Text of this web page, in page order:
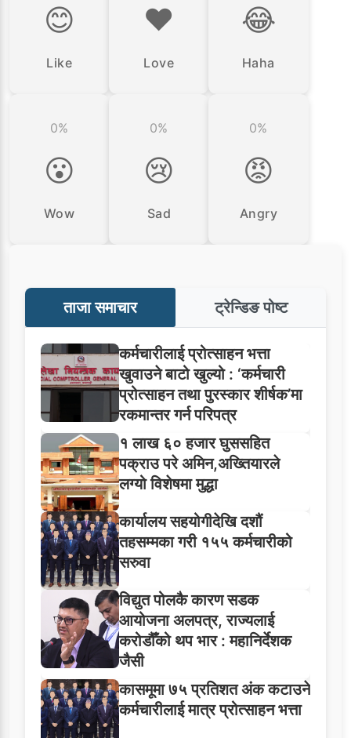
😊
Like
❤️
Love
😂
Haha
0%
😮
Wow
0%
😢
Sad
0%
😡
Angry
ताजा समाचार ट्रेन्डिङ पोष्ट
कर्मचारीलाई प्रोत्साहन भत्ता
खुवाउने बाटो खुल्यो : ‘कर्मचारी
प्रोत्साहन तथा पुरस्कार शीर्षक’मा
रकमान्तर गर्न परिपत्र
१ लाख ६० हजार घुससहित
पक्राउ परे अमिन,अख्तियारले
लग्यो विशेषमा मुद्धा
कार्यालय सहयोगीदेखि दशौं
तहसम्मका गरी १५५ कर्मचारीको
सरुवा
विद्युत पोलकै कारण सडक
आयोजना अलपत्र, राज्यलाई
करोडौँको थप भार : महानिर्देशक
जैसी
कासमूमा ७५ प्रतिशत अंक कटाउने
कर्मचारीलाई मात्र प्रोत्साहन भत्ता